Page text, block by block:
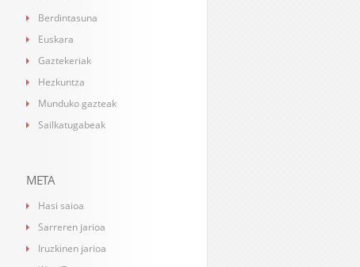
Berdintasuna
Euskara
Gaztekeriak
Hezkuntza
Munduko gazteak
Sailkatugabeak
META
Hasi saioa
Sarreren jarioa
Iruzkinen jarioa